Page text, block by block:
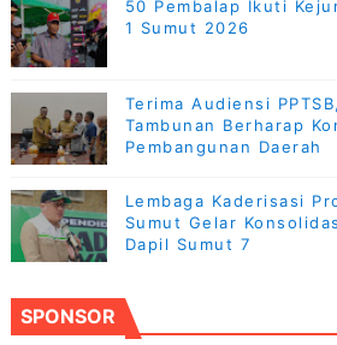
50 Pembalap Ikuti
1 Sumut 2026
Terima Audiensi
Tambunan Berharap
Pembangunan Daerah
Lembaga Kaderisasi
Sumut Gelar
Dapil Sumut 7
SPONSOR